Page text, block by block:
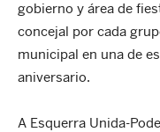
gobierno y área de
concejal por cada
municipal en una de
aniversario.
A Esquerra Unida-